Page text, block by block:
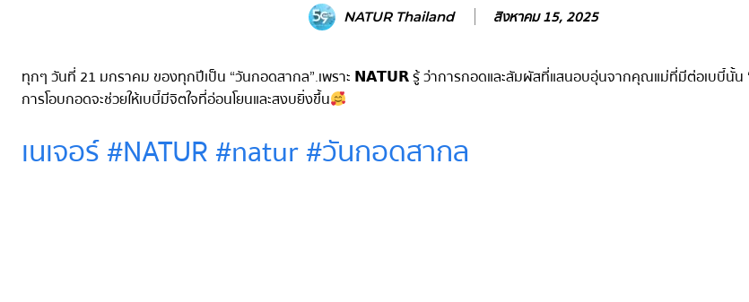
NATUR Thailand สิงหาคม 15, 2025
ทุกๆ วันที่ 21 มกราคม ของทุกปีเป็น “วันกอดสากล”.เพราะ 𝗡𝗔𝗧𝗨𝗥 รู้ ว่าการกอดและสัมผัสที่แสนอบอุ่นจากคุณแม่ที่มีต่อเบบี๋นั้น
การโอบกอดจะช่วยให้เบบี๋มีจิตใจที่อ่อนโยนและสงบยิ่งขึ้น
เนเจอร์ #NATUR #natur #วันกอดสากล